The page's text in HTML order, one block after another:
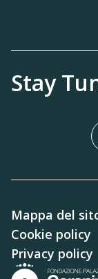
Stay
Mappa del
Cookie policy
Privacy policy